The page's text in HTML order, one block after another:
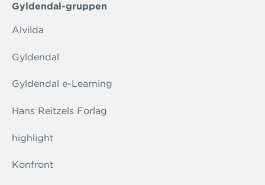
Gyldendal-gruppen
Alvilda
Gyldendal
Gyldendal e-Learning
Hans Reitzels Forlag
highlight
Konfront